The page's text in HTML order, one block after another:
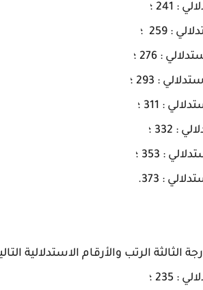
: 241 ؛
: 259 ؛
: 276 ؛
: 293 ؛
: 311 ؛
: 332 ؛
: 353 ؛
: 373.
الرتب والأرقام الاستدلالية
: 235 ؛